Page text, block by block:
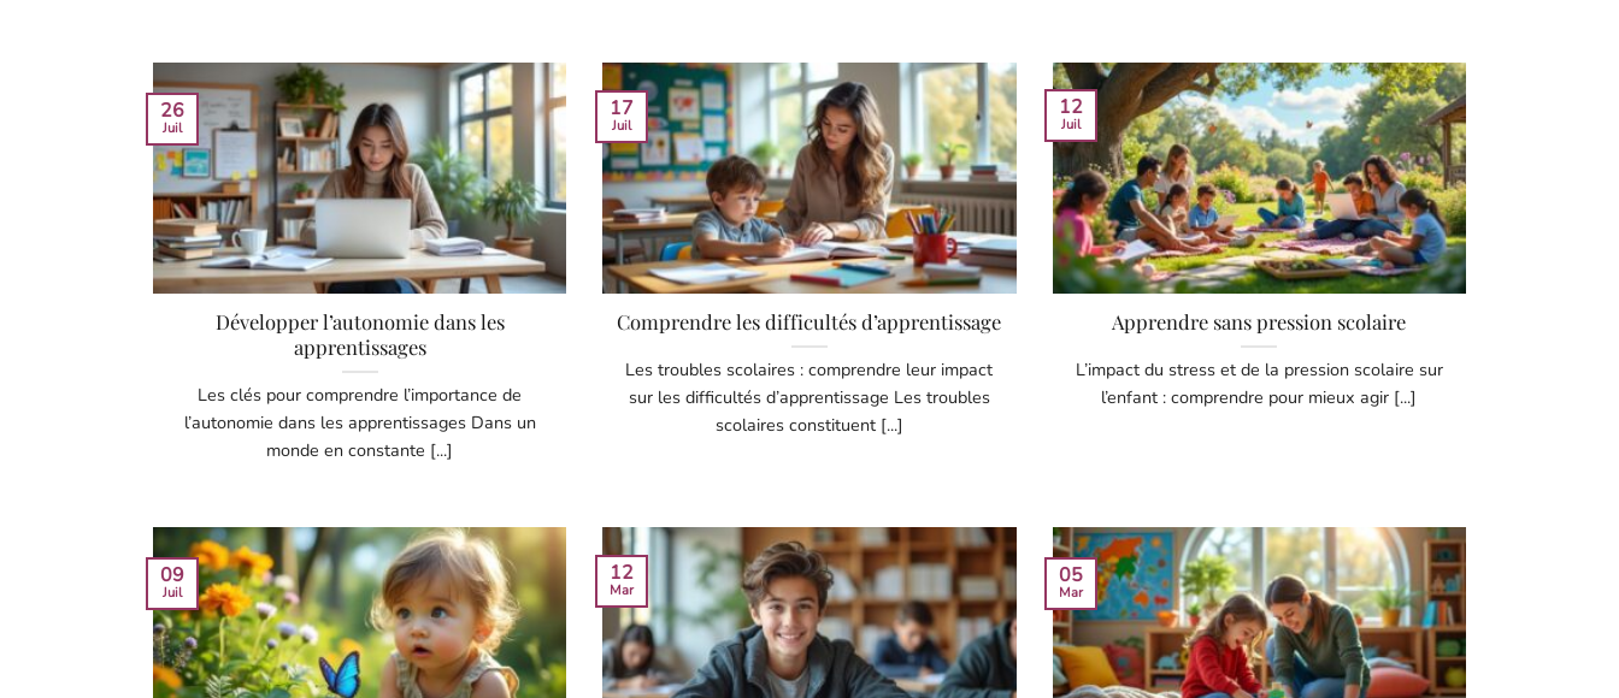
Développer l’autonomie dans les
apprentissages
Les clés pour comprendre l’importance de
l’autonomie dans les apprentissages Dans un
monde en constante [...]
26
Juil
Comprendre les difficultés d’apprentissage
Les troubles scolaires : comprendre leur impact
sur les difficultés d’apprentissage Les troubles
scolaires constituent [...]
17
Juil
Apprendre sans pression scolaire
L’impact du stress et de la pression scolaire sur
l’enfant : comprendre pour mieux agir [...]
12
Juil
09
Juil
12
Mar
05
Mar